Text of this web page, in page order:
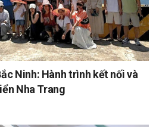
Ninh: Hành trình kết nối và
Nha Trang